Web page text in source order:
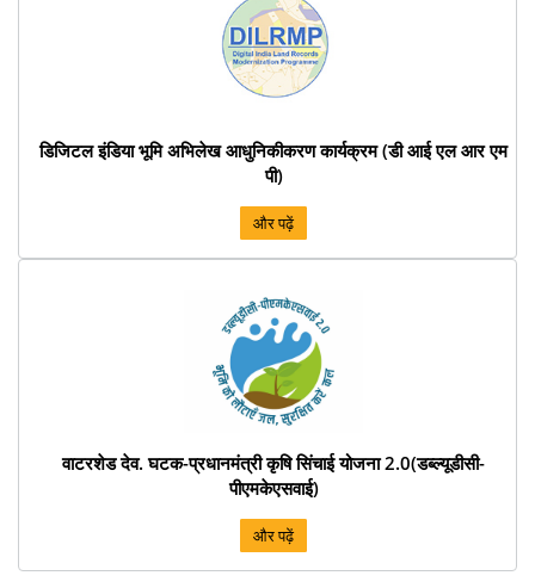
डिजिटल इंडिया भूमि अभिलेख आधुनिकीकरण कार्यक्रम (डी आई एल आर एम
पी)
और पढ़ें
वाटरशेड देव. घटक-प्रधानमंत्री कृषि सिंचाई योजना 2.0(डब्ल्यूडीसी-
पीएमकेएसवाई)
और पढ़ें